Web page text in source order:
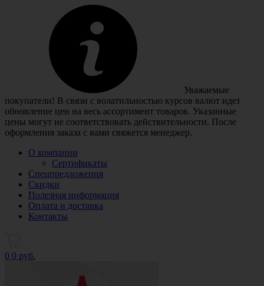
Уважаемые
покупатели! В связи с волатильностью курсов валют идет
обновление цен на весь ассортимент товаров. Указанные
цены могут не соответствовать действительности. После
оформления заказа с вами свяжется менеджер.
О компании
Сертификаты
Спецпредложения
Скидки
Полезная информация
Оплата и доставка
Контакты
0 0 руб.